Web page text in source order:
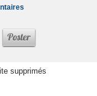
supprimés